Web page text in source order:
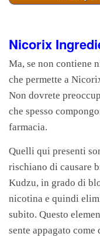
Nicorix
Ma, se non contiene
che permette a
Non dovrete
che spesso
farmacia.
Quelli qui presenti
rischiano di causare
Kudzu, in grado di
nicotina e quindi
subito. Questo
sente appagato come